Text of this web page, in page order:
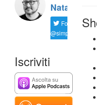
Natali
Follow
@simplemal
Iscriviti